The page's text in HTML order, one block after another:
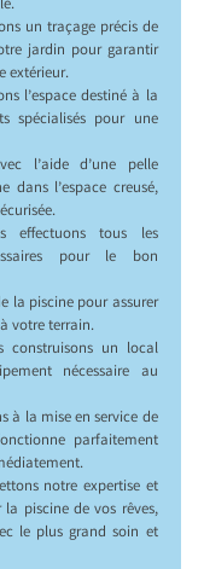
un traçage précis de
jardin pour garantir
extérieur.
l’espace destiné à la
spécialisés pour une
l’aide d’une pelle
dans l’espace creusé,
effectuons tous les
pour le bon
la piscine pour assurer
votre terrain.
construisons un local
nécessaire au
à la mise en service de
parfaitement
notre expertise et
piscine de vos rêves,
le plus grand soin et